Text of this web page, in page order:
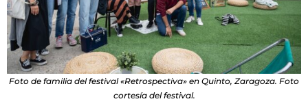
Foto de familia del festival «Retrospectiva» en Quinto, Zaragoza. Foto
cortesía del festival.